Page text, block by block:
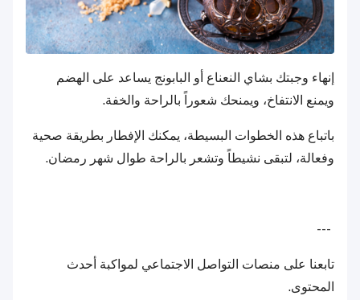
إنهاء وجبتك بشاي النعناع أو البابونج يساعد على الهضم
ويمنع الانتفاخ، ويمنحك شعوراً بالراحة والخفة.
باتباع هذه الخطوات البسيطة، يمكنك الإفطار بطريقة صحية
وفعالة، لتبقى نشيطاً وتشعر بالراحة طوال شهر رمضان.
---
تابعنا على منصات التواصل الاجتماعي لمواكبة أحدث
المحتوى.